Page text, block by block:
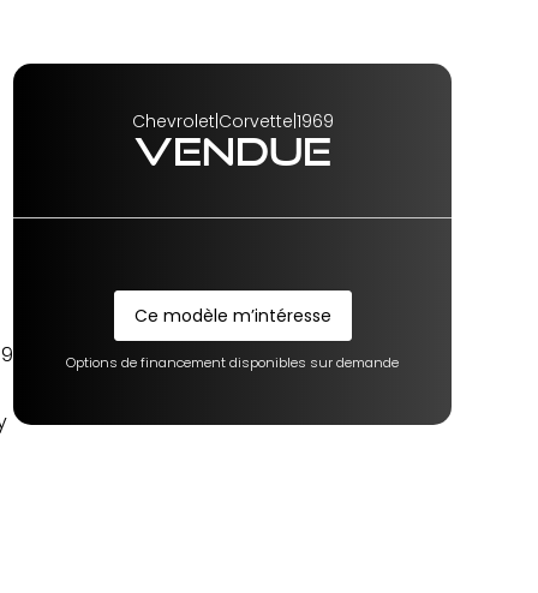
Chevrolet Corvette 1969
VENDUE
Ce modèle m’intéresse
Options de financement disponibles sur demande